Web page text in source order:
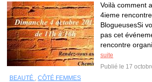
Voilà comment
4ieme
BlogueusesSi
pas cet
rencontre
suite
Publié le 17
BEAUTÉ , CÔTÉ FEMMES